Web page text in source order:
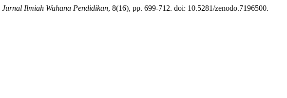
Jurnal Ilmiah Wahana Pendidikan, 8(16), pp. 699-712. doi: 10.5281/zenodo.7196500.